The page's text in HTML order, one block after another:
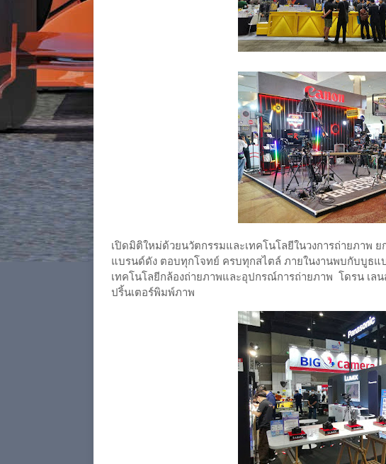
เปิดมิติใหม่ด้วยนวัตกรรมและเทคโนโลยีในวงการถ่ายภาพ
แบรนด์ดัง ตอบทุกโจทย์ ครบทุกสไตล์ ภายในงานพบกับบูธ
เทคโนโลยีกล้องถ่ายภาพและอุปกรณ์การถ่ายภาพ โดรน เล
ปริ้นเตอร์พิมพ์ภาพ